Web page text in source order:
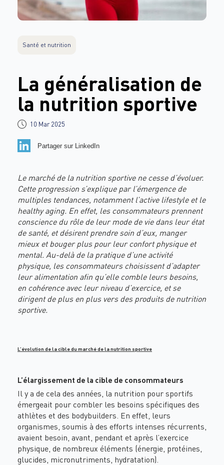
Santé et nutrition
La généralisation de
la nutrition sportive
10 Mar 2025
Partager sur LinkedIn
Le marché de la nutrition sportive ne cesse d’évoluer.
Cette progression s’explique par l’émergence de
multiples tendances, notamment l’active lifestyle et le
healthy aging. En effet, les consommateurs prennent
conscience du rôle de leur mode de vie dans leur état
de santé, et désirent prendre soin d’eux, manger
mieux et bouger plus pour leur confort physique et
mental. Au-delà de la pratique d’une activité
physique, les consommateurs choisissent d’adapter
leur alimentation afin qu’elle comble leurs besoins,
en cohérence avec leur niveau d’exercice, et se
dirigent de plus en plus vers des produits de nutrition
sportive.
L’évolution de la cible du marché de la nutrition sportive
L’élargissement de la cible de consommateurs
Il y a de cela des années, la nutrition pour sportifs
émergeait pour combler les besoins spécifiques des
athlètes et des bodybuilders. En effet, leurs
organismes, soumis à des efforts intenses récurrents,
avaient besoin, avant, pendant et après l’exercice
physique, de nombreux éléments (énergie, protéines,
glucides, micronutriments, hydratation).